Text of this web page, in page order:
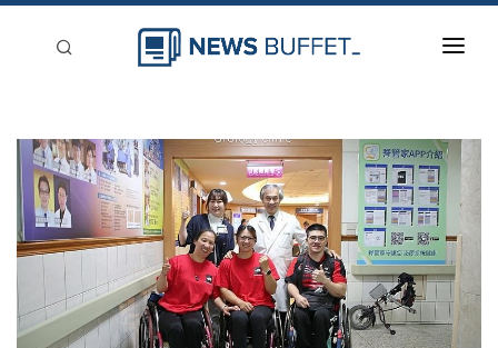
新聞稿分類
刊登